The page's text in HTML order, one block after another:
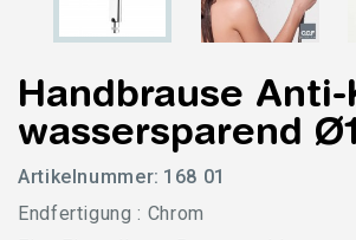
Handbrause Anti-
wassersparend
Artikelnummer: 168 01
Endfertigung : Chrom